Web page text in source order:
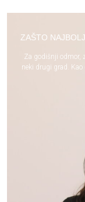
ZAŠTO
Za godišnji odmor,
neki drugi grad.